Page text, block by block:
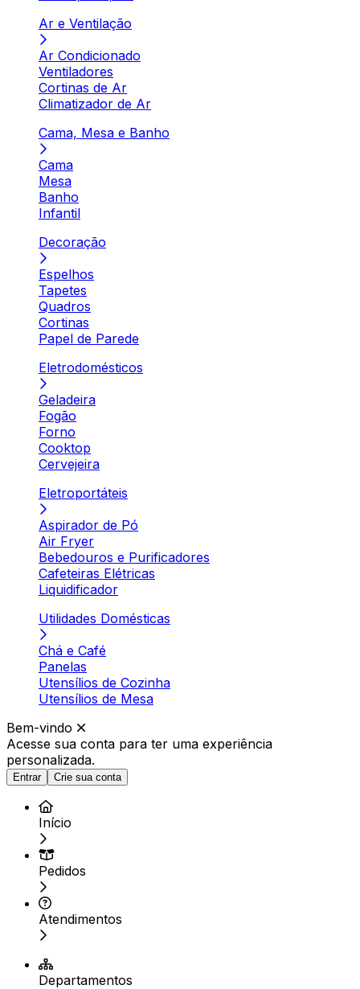
Ar e Ventilação
Ar Condicionado
Ventiladores
Cortinas de Ar
Climatizador de Ar
Cama, Mesa e Banho
Cama
Mesa
Banho
Infantil
Decoração
Espelhos
Tapetes
Quadros
Cortinas
Papel de Parede
Eletrodomésticos
Geladeira
Fogão
Forno
Cooktop
Cervejeira
Eletroportáteis
Aspirador de Pó
Air Fryer
Bebedouros e Purificadores
Cafeteiras Elétricas
Liquidificador
Utilidades Domésticas
Chá e Café
Panelas
Utensílios de Cozinha
Utensílios de Mesa
Bem-vindo
Acesse sua conta para ter uma experiência
personalizada.
Entrar Crie sua conta
Início
Pedidos
Atendimentos
Departamentos